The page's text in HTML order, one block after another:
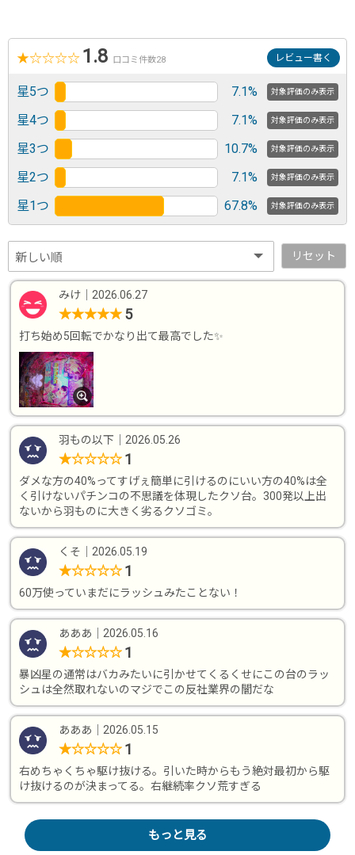
★☆☆☆☆ 1.8 口コミ件数28 レビュー書く
星5つ 7.1% 対象評価のみ表示
星4つ 7.1% 対象評価のみ表示
星3つ 10.7% 対象評価のみ表示
星2つ 7.1% 対象評価のみ表示
星1つ 67.8% 対象評価のみ表示
リセット
みけ 2026.06.27
★★★★★ 5
打ち始め5回転でかなり出て最高でした✨
羽もの以下 2026.05.26
★☆☆☆☆ 1
ダメな方の40%ってすげぇ簡単に引けるのにいい方の40%は全
く引けないパチンコの不思議を体現したクソ台。300発以上出
ないから羽ものに大きく劣るクソゴミ。
くそ 2026.05.19
★☆☆☆☆ 1
60万使っていまだにラッシュみたことない！
あああ 2026.05.16
★☆☆☆☆ 1
暴凶星の通常はバカみたいに引かせてくるくせにこの台のラッ
シュは全然取れないのマジでこの反社業界の闇だな
あああ 2026.05.15
★☆☆☆☆ 1
右めちゃくちゃ駆け抜ける。引いた時からもう絶対最初から駆
け抜けるのが決まってる。右継続率クソ荒すぎる
もっと見る